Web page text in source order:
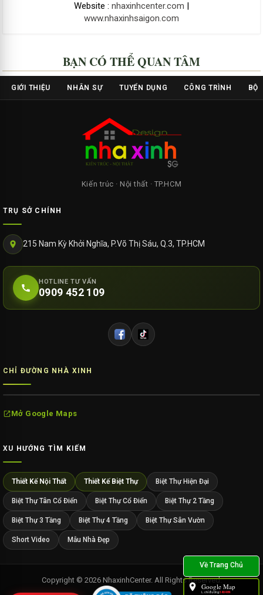
Website : nhaxinhcenter.com |
www.nhaxinhsaigon.com
BẠN CÓ THỂ QUAN TÂM
GIỚI THIỆU NHÂN SỰ TUYỂN DỤNG CÔNG TRÌNH BỘ
Kiến trúc · Nội thất · TP.HCM
TRỤ SỞ CHÍNH
215 Nam Kỳ Khởi Nghĩa, P.Võ Thị Sáu, Q.3, TP.HCM
HOTLINE TƯ VẤN
0909 452 109
CHỈ ĐƯỜNG NHÀ XINH
Mở Google Maps
XU HƯỚNG TÌM KIẾM
Thiết Kế Nội Thất Thiết Kế Biệt Thự Biệt Thự Hiện Đại
Biệt Thự Tân Cổ Điển Biệt Thự Cổ Điển Biệt Thự 2 Tầng
Biệt Thự 3 Tầng Biệt Thự 4 Tầng Biệt Thự Sân Vườn
Short Video Mẫu Nhà Đẹp
Copyright © 2026 NhaxinhCenter. All Rights Reserved.
Google Map
L.chỉ đường:140484